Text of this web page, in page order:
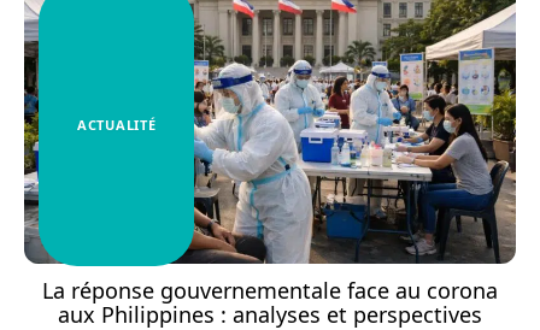
ACTUALITÉ
La réponse gouvernementale face au corona
aux Philippines : analyses et perspectives